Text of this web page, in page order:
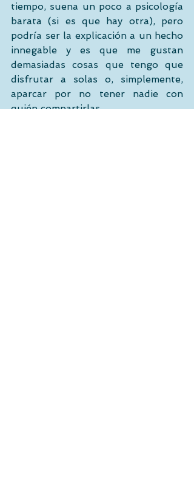
tiempo, suena un poco a psicología
barata (si es que hay otra), pero
podría ser la explicación a un hecho
innegable y es que me gustan
demasiadas cosas que tengo que
disfrutar a solas o, simplemente,
aparcar por no tener nadie con
quién compartirlas.